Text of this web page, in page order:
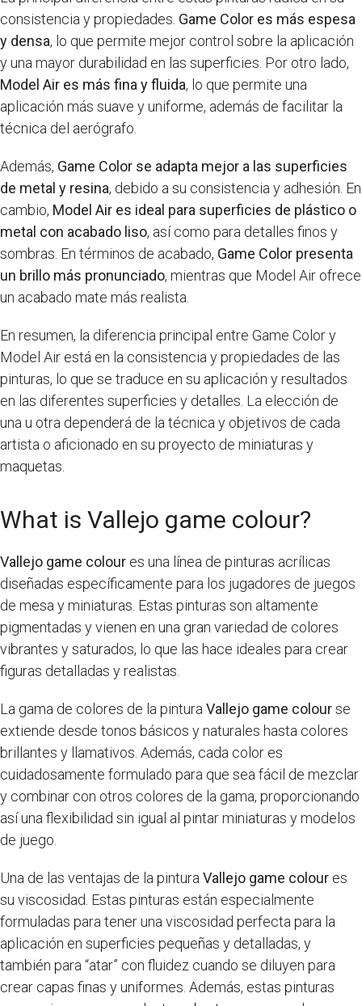
consistencia y propiedades. Game Color es más espesa
y densa, lo que permite mejor control sobre la aplicación
y una mayor durabilidad en las superficies. Por otro lado,
Model Air es más fina y fluida, lo que permite una
aplicación más suave y uniforme, además de facilitar la
técnica del aerógrafo.
Además, Game Color se adapta mejor a las superficies
de metal y resina, debido a su consistencia y adhesión. En
cambio, Model Air es ideal para superficies de plástico o
metal con acabado liso, así como para detalles finos y
sombras. En términos de acabado, Game Color presenta
un brillo más pronunciado, mientras que Model Air ofrece
un acabado mate más realista.
En resumen, la diferencia principal entre Game Color y
Model Air está en la consistencia y propiedades de las
pinturas, lo que se traduce en su aplicación y resultados
en las diferentes superficies y detalles. La elección de
una u otra dependerá de la técnica y objetivos de cada
artista o aficionado en su proyecto de miniaturas y
maquetas.
What is Vallejo game colour?
Vallejo game colour es una línea de pinturas acrílicas
diseñadas específicamente para los jugadores de juegos
de mesa y miniaturas. Estas pinturas son altamente
pigmentadas y vienen en una gran variedad de colores
vibrantes y saturados, lo que las hace ideales para crear
figuras detalladas y realistas.
La gama de colores de la pintura Vallejo game colourse
extiende desde tonos básicos y naturales hasta colores
brillantes y llamativos. Además, cada color es
cuidadosamente formulado para que sea fácil de mezclar
y combinar con otros colores de la gama, proporcionando
así una flexibilidad sin igual al pintar miniaturas y modelos
de juego.
Una de las ventajas de la pintura Vallejo game colour es
su viscosidad. Estas pinturas están especialmente
formuladas para tener una viscosidad perfecta para la
aplicación en superficies pequeñas y detalladas, y
también para “atar” con fluidez cuando se diluyen para
crear capas finas y uniformes. Además, estas pinturas